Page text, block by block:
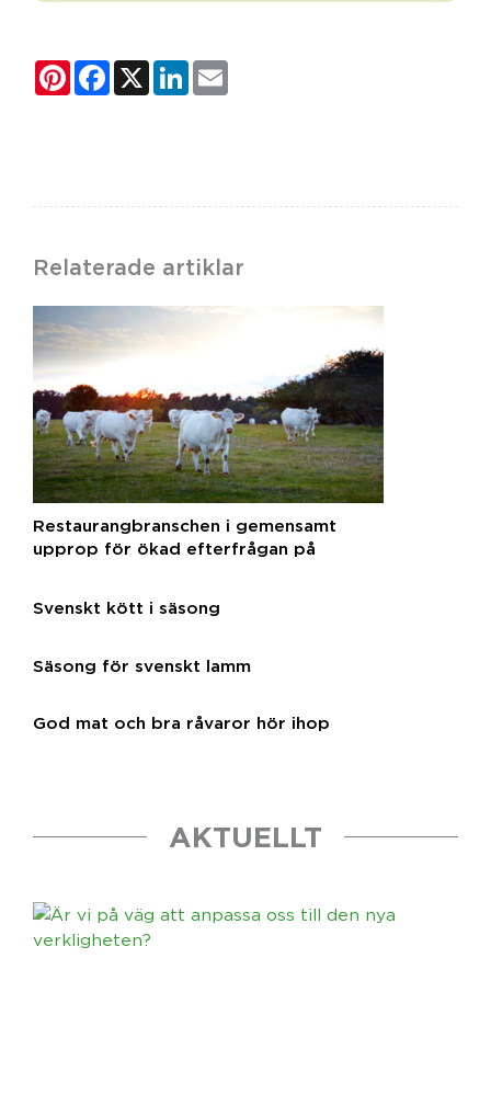
PinterestFacebook
X LinkedIn
Relaterade artiklar
Restaurangbranschen i gemensamt
upprop för ökad efterfrågan på
Svenskt kött i säsong
Säsong för svenskt lamm
God mat och bra råvaror hör ihop
AKTUELLT